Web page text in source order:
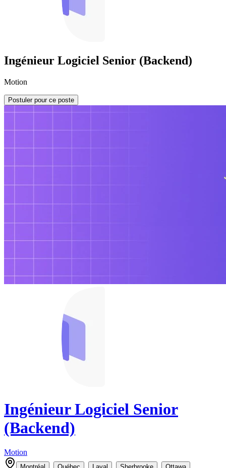
Ingénieur Logiciel Senior (Backend)
Motion
Postuler pour ce poste
Ingénieur Logiciel Senior
(Backend)
Motion